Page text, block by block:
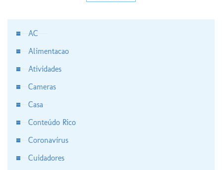
AC
Alimentacao
Atividades
Cameras
Casa
Conteúdo Rico
Coronavírus
Cuidadores